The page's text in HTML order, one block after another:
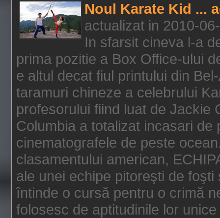
Noul Karate Kid ...
actualizat in 2010-
In sfarsit cineva l-a
prima pozitie a Box Office-ului
e altul decat fiul printului din
taramuri chineze a celebrului
profesorului fiind luat de Jackie
Columbia a totalizat incasari
cinematografele de peste
clasamentului american,
ale unei echipe pitoreşti de
întinde o cursă pentru o crimă
folosesc de aptitudinile lor